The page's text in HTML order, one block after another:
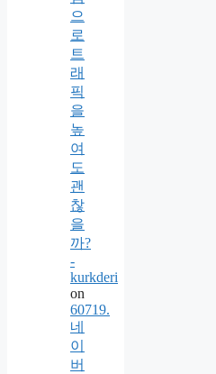
으
로
트
래
픽
을
높
여
도
괜
찮
을
까?
-
kurkderi
on
60719.
네
이
버